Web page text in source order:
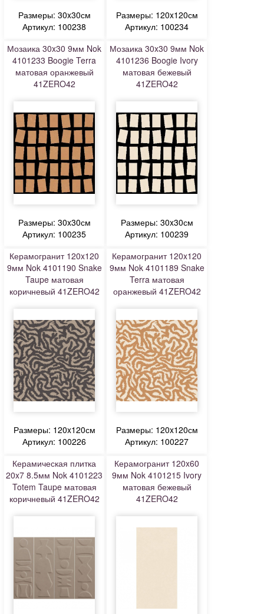
Размеры: 30x30см
Артикул: 100238
Размеры: 120x120см
Артикул: 100234
Мозаика 30x30 9мм Nok
4101233 Boogie Terra
матовая оранжевый
41ZERO42
Размеры: 30x30см
Артикул: 100235
Мозаика 30x30 9мм Nok
4101236 Boogie Ivory
матовая бежевый
41ZERO42
Размеры: 30x30см
Артикул: 100239
Керамогранит 120x120
9мм Nok 4101190 Snake
Taupe матовая
коричневый 41ZERO42
Размеры: 120x120см
Артикул: 100226
Керамогранит 120x120
9мм Nok 4101189 Snake
Terra матовая
оранжевый 41ZERO42
Размеры: 120x120см
Артикул: 100227
Керамическая плитка
20x7 8.5мм Nok 4101223
Totem Taupe матовая
коричневый 41ZERO42
Керамогранит 120x60
9мм Nok 4101215 Ivory
матовая бежевый
41ZERO42